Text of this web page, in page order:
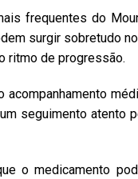
frequentes do
surgir sobretudo
ritmo de progressão.
acompanhamento
seguimento
o medicamento